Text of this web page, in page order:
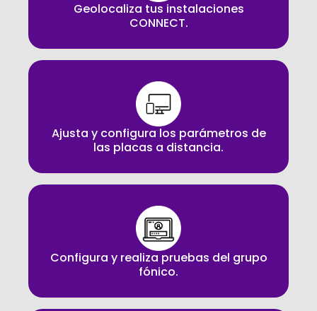
Geolocaliza tus instalaciones
CONNECT.
Ajusta y configura los parámetros de
las placas a distancia.
Configura y realiza pruebas del grupo
fónico.